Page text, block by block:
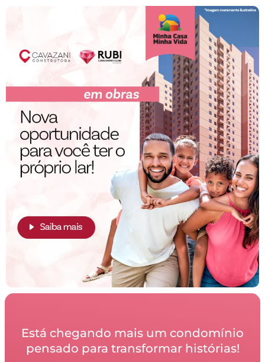
Está chegando mais um condomínio
pensado para transformar histórias!